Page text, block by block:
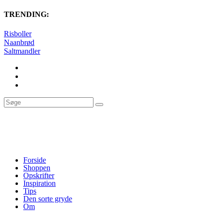
TRENDING:
Risboller
Naanbrød
Saltmandler
Forside
Shoppen
Opskrifter
Inspiration
Tips
Den sorte gryde
Om